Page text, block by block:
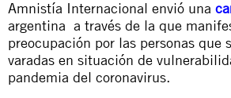
Amnistía Internacional envió una
argentina a través de la que
preocupación por las personas que
varadas en situación de
pandemia del coronavirus.